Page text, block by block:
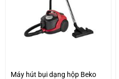
Máy hút bụi dạng hộp Beko